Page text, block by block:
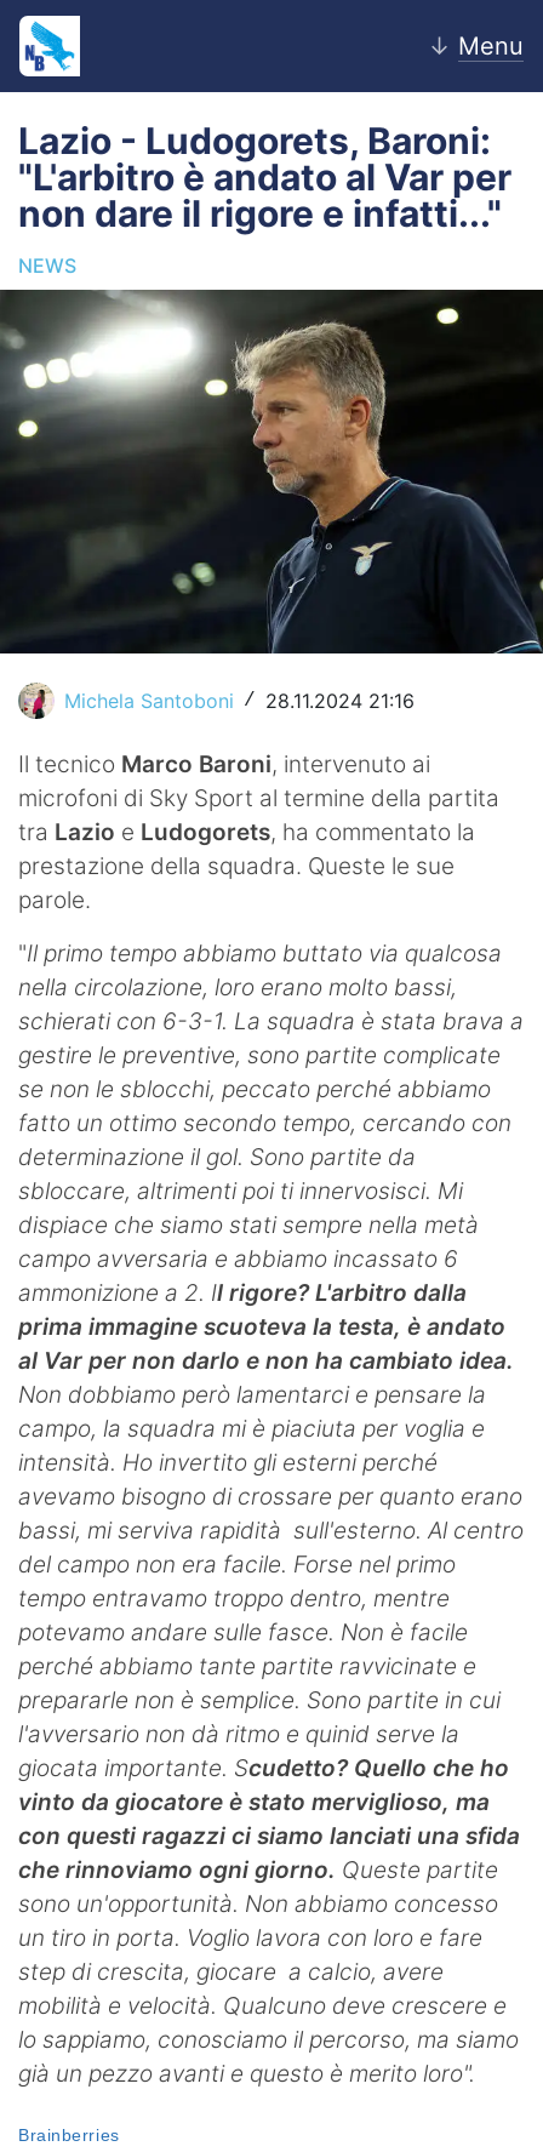
↓ Menu
Home
News
Editoriale
Pagelle
Settore Giovanile
Lazio Women
Calciomercato
Lazio - Ludogorets, Baroni:
"L'arbitro è andato al Var per
non dare il rigore e infatti..."
NEWS
Michela Santoboni / 28.11.2024 21:16
Il tecnico Marco Baroni, intervenuto ai
microfoni di Sky Sport al termine della partita
tra Lazio e Ludogorets, ha commentato la
prestazione della squadra. Queste le sue
parole.
"Il primo tempo abbiamo buttato via qualcosa
nella circolazione, loro erano molto bassi,
schierati con 6-3-1. La squadra è stata brava a
gestire le preventive, sono partite complicate
se non le sblocchi, peccato perché abbiamo
fatto un ottimo secondo tempo, cercando con
determinazione il gol. Sono partite da
sbloccare, altrimenti poi ti innervosisci. Mi
dispiace che siamo stati sempre nella metà
campo avversaria e abbiamo incassato 6
ammonizione a 2. Il rigore? L'arbitro dalla
prima immagine scuoteva la testa, è andato
al Var per non darlo e non ha cambiato idea.
Non dobbiamo però lamentarci e pensare la
campo, la squadra mi è piaciuta per voglia e
intensità. Ho invertito gli esterni perché
avevamo bisogno di crossare per quanto erano
bassi, mi serviva rapidità sull'esterno. Al centro
del campo non era facile. Forse nel primo
tempo entravamo troppo dentro, mentre
potevamo andare sulle fasce. Non è facile
perché abbiamo tante partite ravvicinate e
prepararle non è semplice. Sono partite in cui
l'avversario non dà ritmo e quinid serve la
giocata importante. Scudetto? Quello che ho
vinto da giocatore è stato merviglioso, ma
con questi ragazzi ci siamo lanciati una sfida
che rinnoviamo ogni giorno. Queste partite
sono un'opportunità. Non abbiamo concesso
un tiro in porta. Voglio lavora con loro e fare
step di crescita, giocare a calcio, avere
mobilità e velocità. Qualcuno deve crescere e
lo sappiamo, conosciamo il percorso, ma siamo
già un pezzo avanti e questo è merito loro".